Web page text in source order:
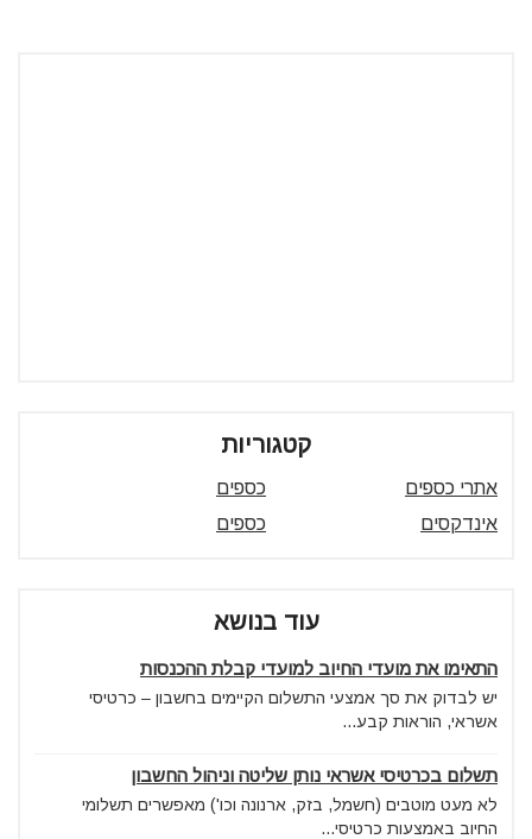
קטגוריות
אתרי כספים
כספים
אינדקסים
כספים
עוד בנושא
התאימו את מועדי החיוב למועדי קבלת ההכנסות
יש לבדוק את סך אמצעי התשלום הקיימים בחשבון – כרטיסי
אשראי, הוראות קבע...
תשלום בכרטיסי אשראי נותן שליטה וניהול החשבון
לא מעט מוטבים (חשמל, בזק, ארנונה וכו') מאפשרים תשלומי
החיוב באמצעות כרטיסי...